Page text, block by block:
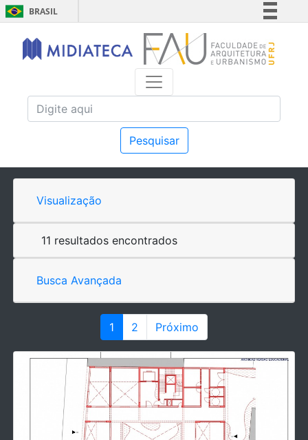
BRASIL
Simplifique!
Comunica BR
Acesso à informação
Pesquisar
Visualização
11 resultados encontrados
Busca Avançada
1 2 Próximo